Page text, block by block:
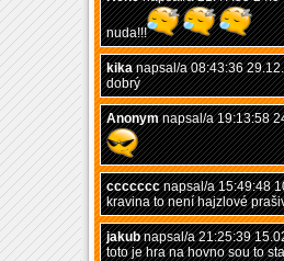
nuda!!!
kikanapsal/a 08:43:36
dobrý
Anonymnapsal/a 19:13:58
cccccccnapsal/a 15:49:48
kravina to není hajzlové
jakubnapsal/a 21:25:39
toto je hra na hovno sou to